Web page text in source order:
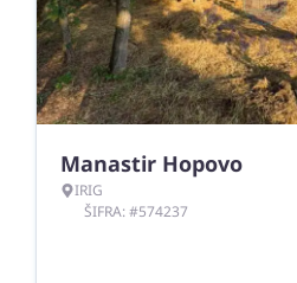
Manastir Hopovo
IRIG
ŠIFRA: #574237